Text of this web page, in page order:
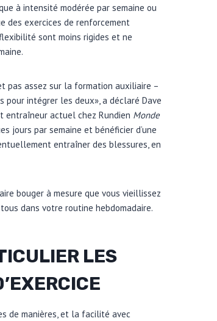
à intensité modérée par semaine ou
des exercices de renforcement
sont moins rigides et ne
pas assez sur la formation auxiliaire –
intégrer les deux», a déclaré Dave
entraîneur actuel chez Rundien Monde
jours par semaine et bénéficier d’une
entraîner des blessures, en
bouger à mesure que vous vieillissez
dans votre routine hebdomadaire.
LES
de manières, et la facilité avec